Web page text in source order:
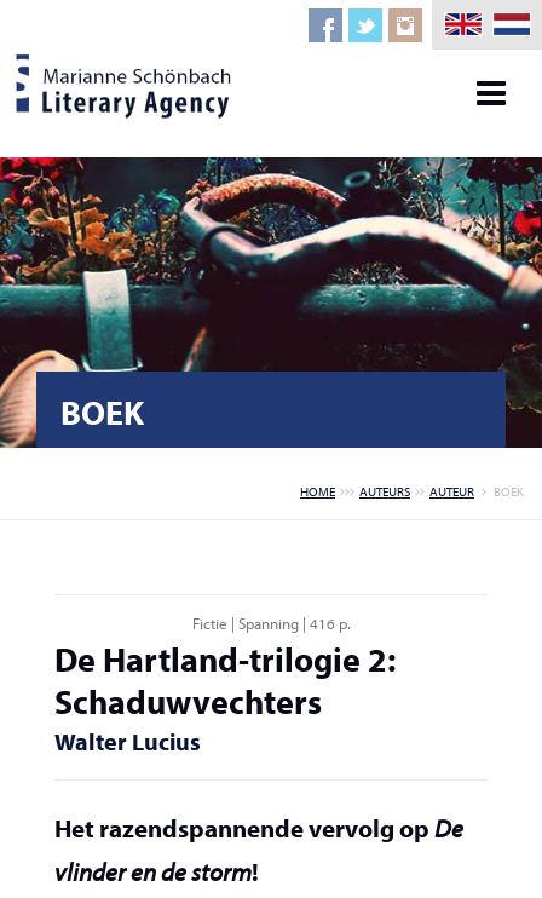
BOEK
HOME AUTEURS AUTEUR BOEK
Fictie | Spanning | 416 p.
De Hartland-trilogie 2:
Schaduwvechters
Walter Lucius
Het razendspannende vervolg opDe
vlinder en de storm!